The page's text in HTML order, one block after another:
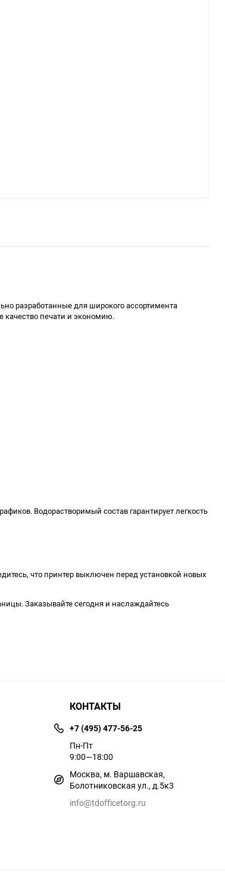
разработанные для широкого ассортимента
качество печати и экономию.
Водорастворимый состав гарантирует легкость
что принтер выключен перед установкой новых
Заказывайте сегодня и наслаждайтесь
КОНТАКТЫ
+7 (495) 477-56-25
Пн-Пт
9:00—18:00
Москва, м. Варшавская,
Болотниковская ул., д.5к3
info@tdofficetorg.ru